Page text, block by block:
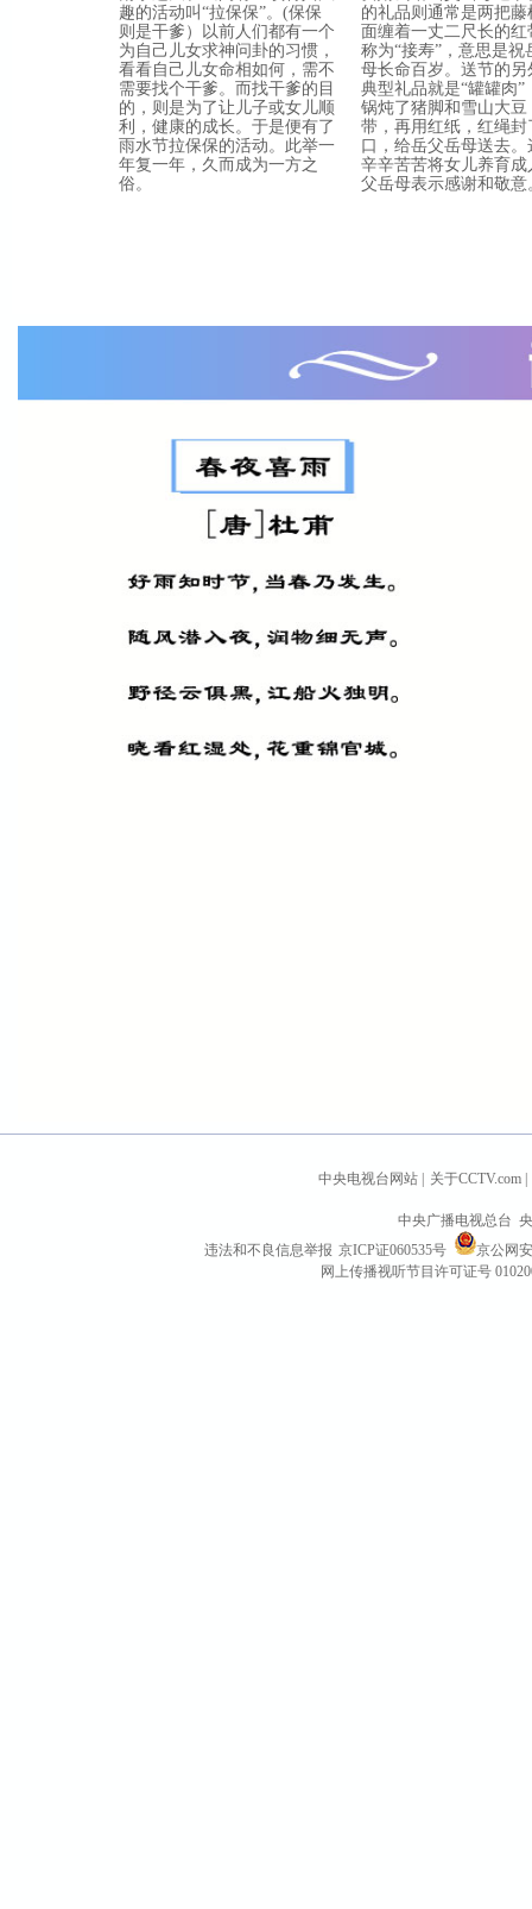
趣的活动叫“拉保保”。(保保
则是干爹）以前人们都有一个
为自己儿女求神问卦的习惯，
看看自己儿女命相如何，需不
需要找个干爹。而找干爹的目
的，则是为了让儿子或女儿顺
利，健康的成长。于是便有了
雨水节拉保保的活动。此举一
年复一年，久而成为一方之
俗。
的礼品则通常是两把藤
面缠着一丈二尺长的红
称为“接寿”，意思是祝
母长命百岁。送节的另
典型礼品就是“罐罐肉”
锅炖了猪脚和雪山大豆
带，再用红纸，红绳封
口，给岳父岳母送去。
辛辛苦苦将女儿养育成
父岳母表示感谢和敬意
中央电视台网站 | 关于CCTV.com |
中央广播电视总台
违法和不良信息举报 京ICP证060535号
京公网
网上传播视听节目许可证号